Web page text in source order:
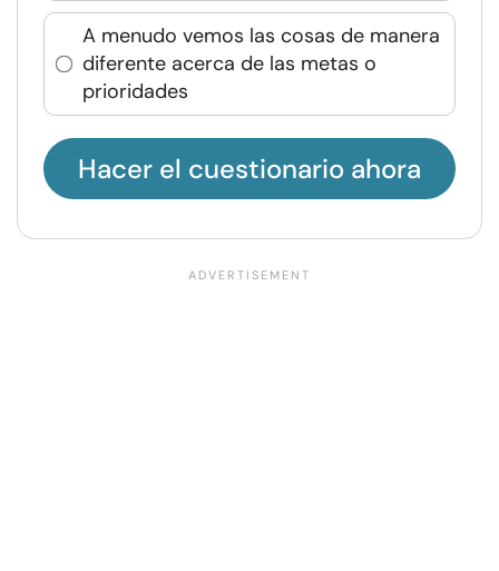
A menudo vemos las cosas de manera
diferente acerca de las metas o
prioridades
Hacer el cuestionario ahora